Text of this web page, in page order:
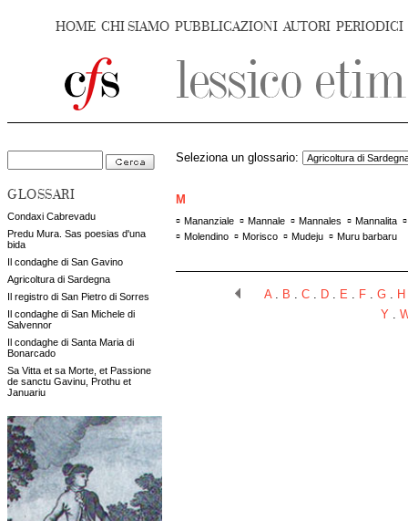
HOME CHI SIAMO PUBBLICAZIONI AUTORI PERIODICI
GLOSSARI
Condaxi Cabrevadu
Predu Mura. Sas poesias d'una
bida
Il condaghe di San Gavino
Agricoltura di Sardegna
Il registro di San Pietro di Sorres
Il condaghe di San Michele di
Salvennor
Il condaghe di Santa Maria di
Bonarcado
Sa Vitta et sa Morte, et Passione
de sanctu Gavinu, Prothu et
Januariu
Seleziona un glossario:
M
▫ Mananziale ▫ Mannale ▫ Mannales ▫ Mannalita
▫ Molendino ▫ Morisco ▫ Mudeju ▫ Muru barbaru
A. B . C. D. E . F. G. H
Y .